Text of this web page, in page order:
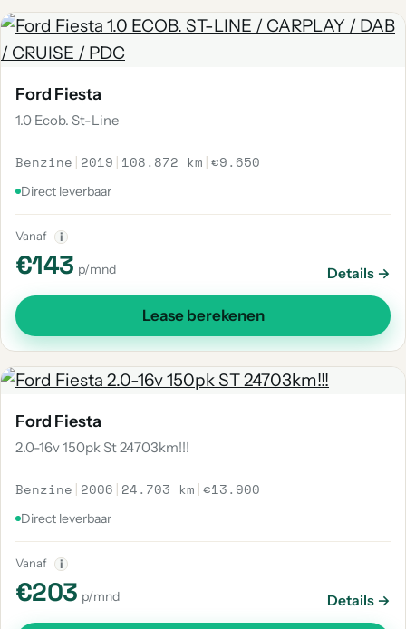
Ford Fiesta
1.0 Ecob. St-Line
Benzine | 2019 | 108.872 km |€9.650
Direct leverbaar
Vanaf i
€143 p/mnd Details →
Lease berekenen
Ford Fiesta
2.0-16v 150pk St 24703km!!!
Benzine | 2006 | 24.703 km |€13.900
Direct leverbaar
Vanaf i
€203 p/mnd Details →